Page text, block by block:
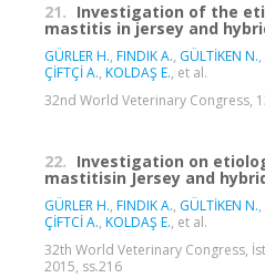
21. Investigation of the
mastitis in jersey and
GÜRLER H., FINDIK A., GÜLTİKEN N.,
ÇİFTÇİ A., KOLDAŞ E., et al.
32nd World Veterinary Congress,
22. Investigation on
mastitisin Jersey and
GÜRLER H., FINDIK A., GÜLTİKEN N.,
ÇİFTCİ A., KOLDAŞ E., et al.
32th World Veterinary Congress,
2015, ss.216